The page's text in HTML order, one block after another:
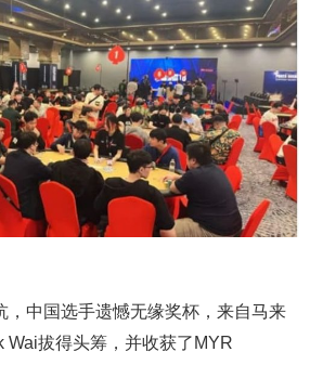
，中国选手遗憾无缘奖杯，来自马来
Wai拔得头筹，并收获了MYR